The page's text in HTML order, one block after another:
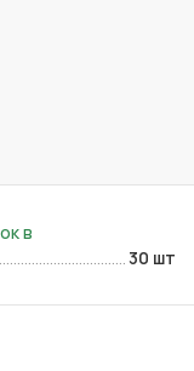
30 шт